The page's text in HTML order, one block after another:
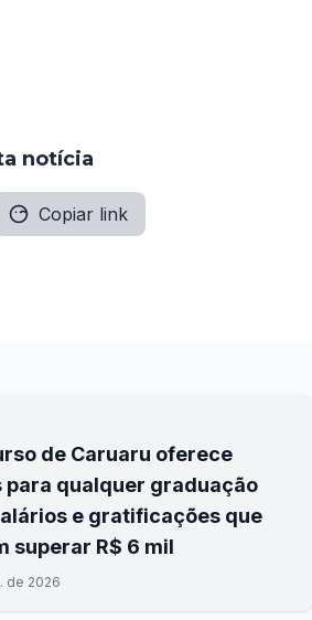
notícia
Copiar link
de Caruaru oferece
para qualquer graduação
e gratificações que
superar R$ 6 mil
de 2026